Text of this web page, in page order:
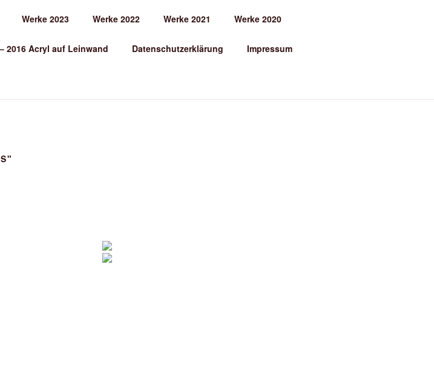
Werke 2023 Werke 2022 Werke 2021 Werke 2020
2016 Acryl auf Leinwand Datenschutzerklärung Impressum